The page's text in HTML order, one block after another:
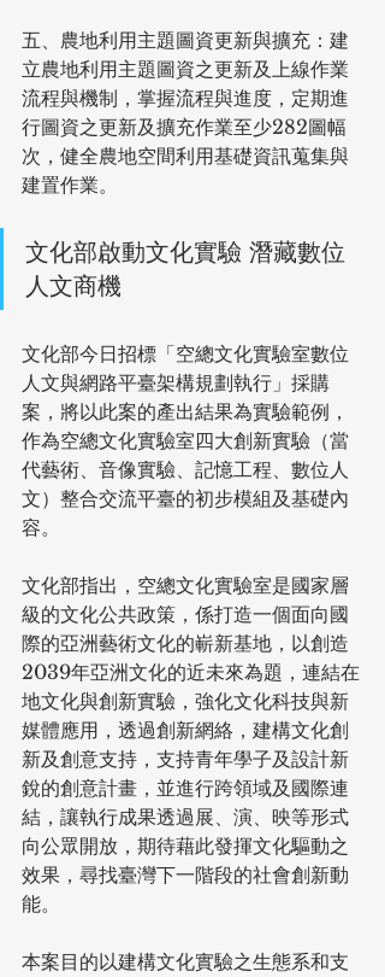
五、農地利用主題圖資更新與擴充：建
立農地利用主題圖資之更新及上線作業
流程與機制，掌握流程與進度，定期進
行圖資之更新及擴充作業至少282圖幅
次，健全農地空間利用基礎資訊蒐集與
建置作業。
文化部啟動文化實驗 潛藏數位
人文商機
文化部今日招標「空總文化實驗室數位
人文與網路平臺架構規劃執行」採購
案，將以此案的產出結果為實驗範例，
作為空總文化實驗室四大創新實驗（當
代藝術、音像實驗、記憶工程、數位人
文）整合交流平臺的初步模組及基礎內
容。
文化部指出，空總文化實驗室是國家層
級的文化公共政策，係打造一個面向國
際的亞洲藝術文化的嶄新基地，以創造
2039年亞洲文化的近未來為題，連結在
地文化與創新實驗，強化文化科技與新
媒體應用，透過創新網絡，建構文化創
新及創意支持，支持青年學子及設計新
銳的創意計畫，並進行跨領域及國際連
結，讓執行成果透過展、演、映等形式
向公眾開放，期待藉此發揮文化驅動之
效果，尋找臺灣下一階段的社會創新動
能。
本案目的以建構文化實驗之生態系和支